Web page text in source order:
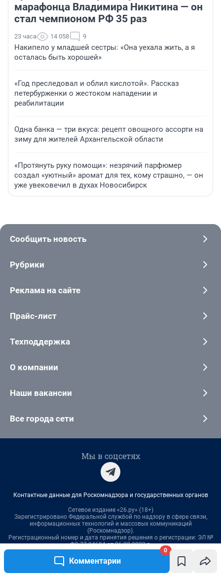
Комментарии
0
марафонца Владимира Никитина — он
стал чемпионом РФ 35 раз
23 часа 14 058 9
Накипело у младшей сестры: «Она уехала жить, а я
осталась быть хорошей»
«Год преследовал и облил кислотой». Рассказ
петербурженки о жестоком нападении и
реабилитации
Одна банка — три вкуса: рецепт овощного ассорти на
зиму для жителей Архангельской области
«Протянуть руку помощи»: незрячий парфюмер
создал «уютный» аромат для тех, кому страшно, — он
уже увековечил в духах Новосибирск
Сообщить новость
Рубрики
Реклама на сайте
Прайс-лист
Техподдержка
О компании
Наши вакансии
Все города сети
Мы в соцсетях
Контактные данные для Роскомнадзора и государственных органов
Сетевое издание «26.ру» (18+)
Зарегистрировано Федеральной службой по надзору в сфере связи,
информационных технологий и массовых коммуникаций
(Роскомнадзор).
Регистрационный номер и дата принятия решения о регистрации: ЭЛ №
ФС 77-84684 от 06.02.2023 г.
Учредитель: Общество с ограниченной ответственностью "ИНТЕРНЕТ
ТЕХНОЛОГИИ"
Главный редактор: Ефремов Анатолий Павлович
Адрес редакции: 454091, г. Челябинск, проспект Ленина, 26А, стр.2, 16